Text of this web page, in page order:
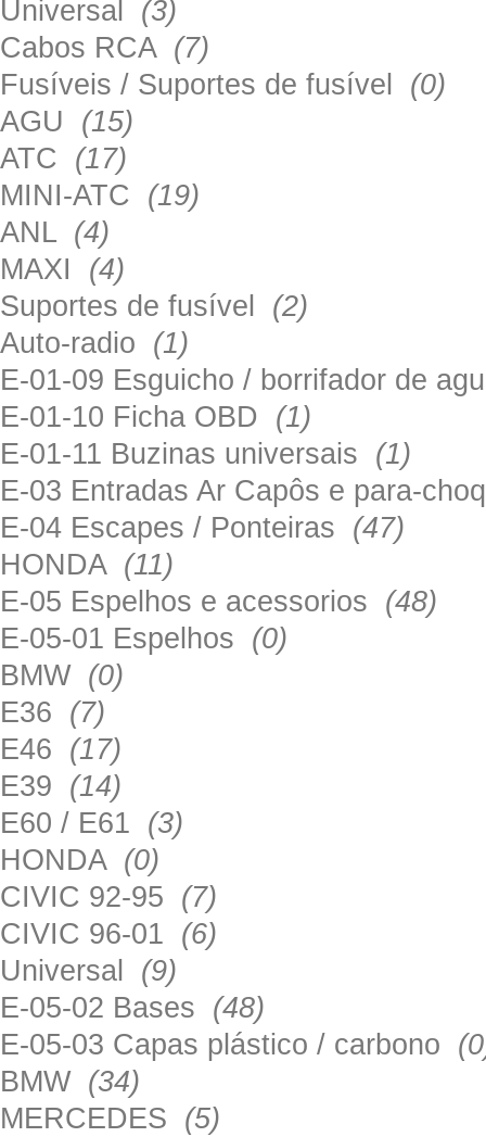
Universal (3)
Cabos RCA (7)
Fusíveis / Suportes de fusível (0)
AGU (15)
ATC (17)
MINI-ATC (19)
ANL (4)
MAXI (4)
Suportes de fusível (2)
Auto-radio (1)
E-01-09 Esguicho / borrifador de
E-01-10 Ficha OBD (1)
E-01-11 Buzinas universais (1)
E-03 Entradas Ar Capôs e para-
E-04 Escapes / Ponteiras (47)
HONDA (11)
E-05 Espelhos e acessorios (48)
E-05-01 Espelhos (0)
BMW (0)
E36 (7)
E46 (17)
E39 (14)
E60 / E61 (3)
HONDA (0)
CIVIC 92-95 (7)
CIVIC 96-01 (6)
Universal (9)
E-05-02 Bases (48)
E-05-03 Capas plástico / carbono
BMW (34)
MERCEDES (5)